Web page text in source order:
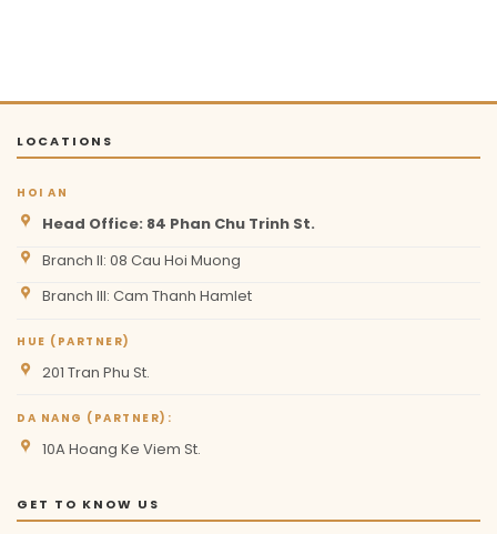
LOCATIONS
HOI AN
Head Office: 84 Phan Chu Trinh St.
Branch II: 08 Cau Hoi Muong
Branch III: Cam Thanh Hamlet
HUE (PARTNER)
201 Tran Phu St.
DA NANG (PARTNER):
10A Hoang Ke Viem St.
GET TO KNOW US